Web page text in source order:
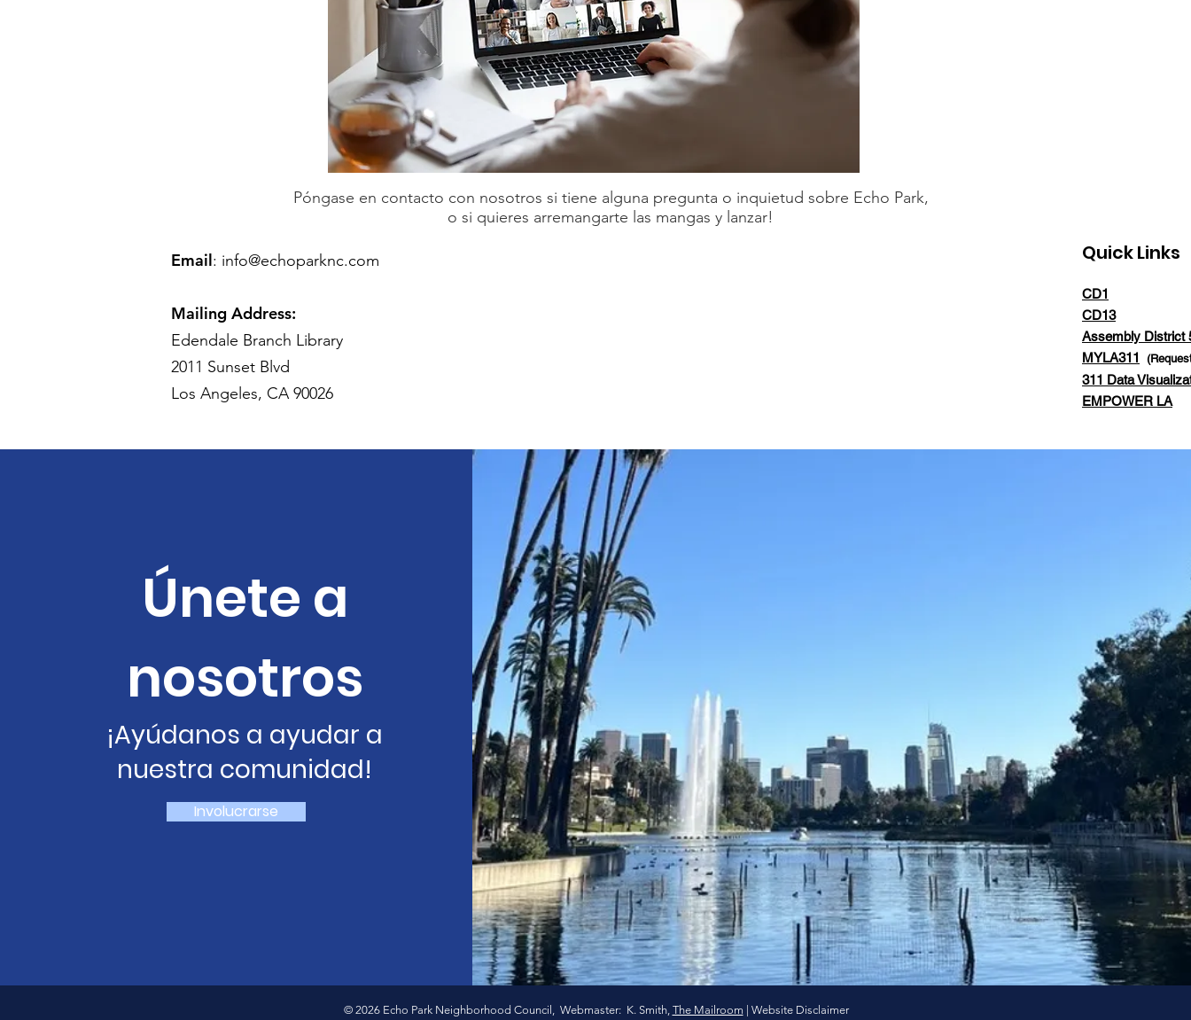
Póngase en contacto con nosotros si tiene alguna pregunta o inquietud sobre Echo Park,
o si quieres arremangarte las mangas y lanzar!
Email: info@echoparknc.com
Mailing Address:
Edendale Branch Library
2011 Sunset Blvd
Los Angeles, CA 90026
Quick Links
CD1
CD13
Assembly District
MYLA311
311 Data
EMPOWER LA
Únete a
nosotros
¡Ayúdanos a ayudar a
nuestra comunidad!
Involucrarse
© 2026 Echo Park Neighborhood Council, Webmaster: K. Smith, The Mailroom Website Disclaimer